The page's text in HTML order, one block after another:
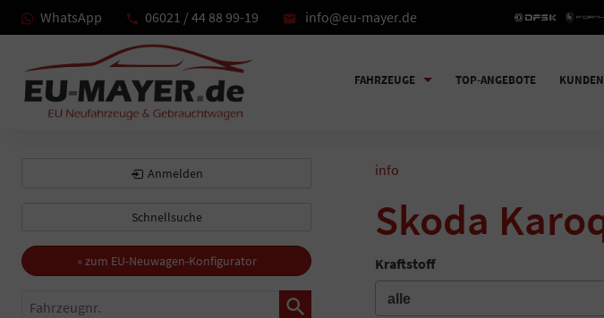
WhatsApp 06021 / 44 88 99-19 info@eu-mayer.de
FAHRZEUGE TOP-ANGEBOTE
info
Skoda
Kraftstoff
Anmelden
Schnellsuche
» zum EU-Neuwagen-Konfigurator
Fahrzeugnr.